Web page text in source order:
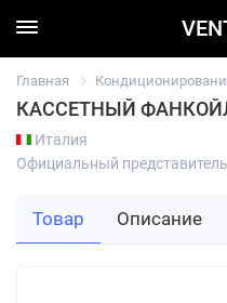
Главная
КАССЕТНЫЙ ФАНКОЙЛ
Италия
Официальный
Товар Описание